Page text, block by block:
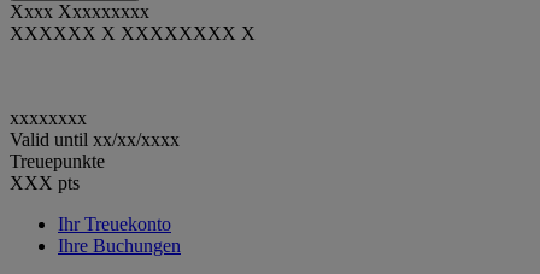
Xxxx Xxxxxxxxx
XXXXXX X XXXXXXXX X
xxxxxxxx
Valid until xx/xx/xxxx
Treuepunkte
XXX pts
Ihr Treuekonto
Ihre Buchungen